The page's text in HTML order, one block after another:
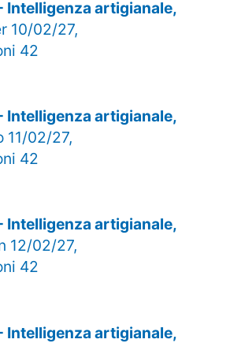
Intelligenza artigianale,
10/02/27,
42
Intelligenza artigianale,
11/02/27,
42
Intelligenza artigianale,
12/02/27,
42
Intelligenza artigianale,